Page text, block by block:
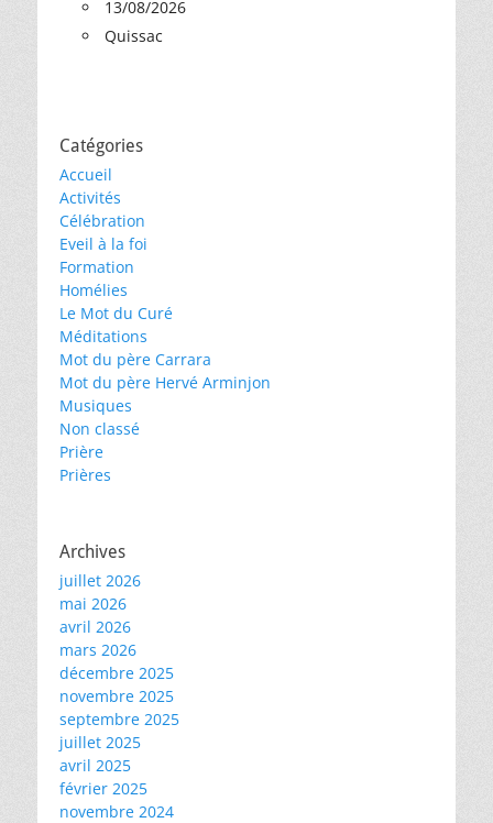
13/08/2026
Quissac
Catégories
Accueil
Activités
Célébration
Eveil à la foi
Formation
Homélies
Le Mot du Curé
Méditations
Mot du père Carrara
Mot du père Hervé Arminjon
Musiques
Non classé
Prière
Prières
Archives
juillet 2026
mai 2026
avril 2026
mars 2026
décembre 2025
novembre 2025
septembre 2025
juillet 2025
avril 2025
février 2025
novembre 2024